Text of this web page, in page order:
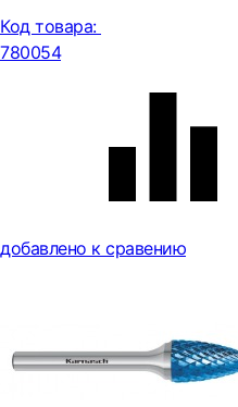
Код товара:
780054
добавлено к сравению